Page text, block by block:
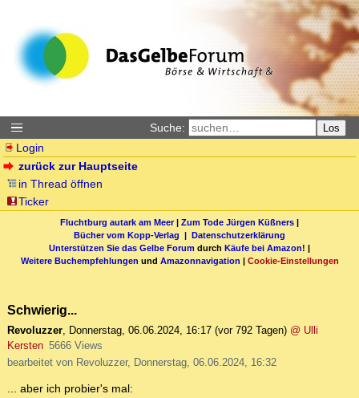
Suche: Los
Login
zurück zur Hauptseite
in Thread öffnen
Ticker
Fluchtburg autark am Meer| Zum Tode Jürgen Küßners |
Bücher vom Kopp-Verlag | Datenschutzerklärung
Unterstützen Sie das Gelbe Forum durch Käufe bei Amazon! |
Weitere Buchempfehlungen und Amazonnavigation | Cookie-Einstellungen
Schwierig...
Revoluzzer, Donnerstag, 06.06.2024, 16:17 (vor 792 Tagen) @ Ulli
Kersten 5666 Views
bearbeitet von Revoluzzer, Donnerstag, 06.06.2024, 16:32
... aber ich probier's mal: